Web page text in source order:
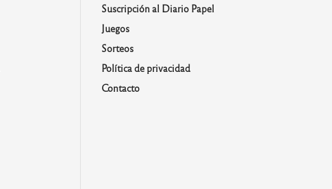
Suscripción al Diario Papel
Juegos
Sorteos
Política de privacidad
Contacto